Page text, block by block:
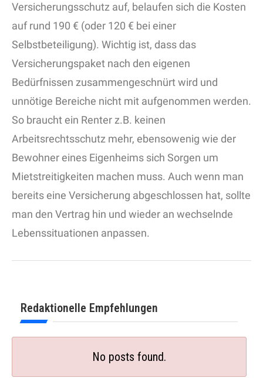
Versicherungsschutz auf, belaufen sich die Kosten
auf rund 190 € (oder 120 € bei einer
Selbstbeteiligung). Wichtig ist, dass das
Versicherungspaket nach den eigenen
Bedürfnissen zusammengeschnürt wird und
unnötige Bereiche nicht mit aufgenommen werden.
So braucht ein Renter z.B. keinen
Arbeitsrechtsschutz mehr, ebensowenig wie der
Bewohner eines Eigenheims sich Sorgen um
Mietstreitigkeiten machen muss. Auch wenn man
bereits eine Versicherung abgeschlossen hat, sollte
man den Vertrag hin und wieder an wechselnde
Lebenssituationen anpassen.
Redaktionelle Empfehlungen
No posts found.